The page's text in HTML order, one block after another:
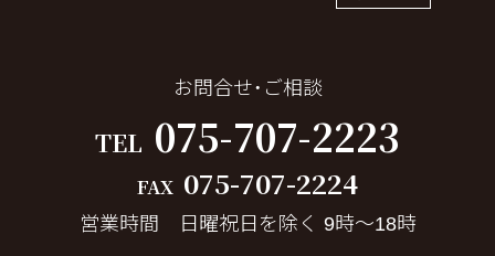
お問合せ・ご相談
TEL 075-707-2223
FAX 075-707-2224
営業時間 日曜祝日を除く 9時～18時